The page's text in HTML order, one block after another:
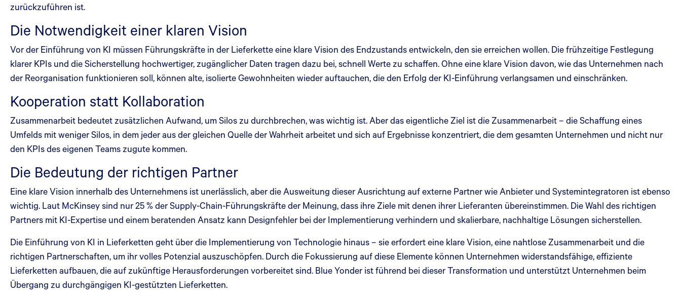
zurückzuführen ist.
Die Notwendigkeit einer klaren Vision
Vor der Einführung von KI müssen Führungskräfte in der Lieferkette eine klare Vision des Endzustands entwickeln, den sie erreichen wollen. Die frühzeitige Festlegung
klarer KPIs und die Sicherstellung hochwertiger, zugänglicher Daten tragen dazu bei, schnell Werte zu schaffen. Ohne eine klare Vision davon, wie das Unternehmen nach
der Reorganisation funktionieren soll, können alte, isolierte Gewohnheiten wieder auftauchen, die den Erfolg der KI-Einführung verlangsamen und einschränken.
Kooperation statt Kollaboration
Zusammenarbeit bedeutet zusätzlichen Aufwand, um Silos zu durchbrechen, was wichtig ist. Aber das eigentliche Ziel ist die Zusammenarbeit – die Schaffung eines
Umfelds mit weniger Silos, in dem jeder aus der gleichen Quelle der Wahrheit arbeitet und sich auf Ergebnisse konzentriert, die dem gesamten Unternehmen und nicht nur
den KPIs des eigenen Teams zugute kommen.
Die Bedeutung der richtigen Partner
Eine klare Vision innerhalb des Unternehmens ist unerlässlich, aber die Ausweitung dieser Ausrichtung auf externe Partner wie Anbieter und Systemintegratoren ist ebenso
wichtig. Laut McKinsey sind nur 25 % der Supply-Chain-Führungskräfte der Meinung, dass ihre Ziele mit denen ihrer Lieferanten übereinstimmen. Die Wahl des richtigen
Partners mit KI-Expertise und einem beratenden Ansatz kann Designfehler bei der Implementierung verhindern und skalierbare, nachhaltige Lösungen sicherstellen.
Die Einführung von KI in Lieferketten geht über die Implementierung von Technologie hinaus – sie erfordert eine klare Vision, eine nahtlose Zusammenarbeit und die
richtigen Partnerschaften, um ihr volles Potenzial auszuschöpfen. Durch die Fokussierung auf diese Elemente können Unternehmen widerstandsfähige, effiziente
Lieferketten aufbauen, die auf zukünftige Herausforderungen vorbereitet sind. Blue Yonder ist führend bei dieser Transformation und unterstützt Unternehmen beim
Übergang zu durchgängigen KI-gestützten Lieferketten.